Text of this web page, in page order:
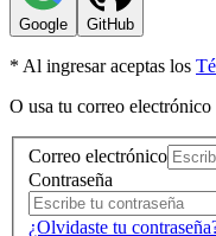
Google GitHub
* Al ingresar aceptas los
O usa tu correo electrónico
Correo electrónico
Contraseña
¿Olvidaste tu